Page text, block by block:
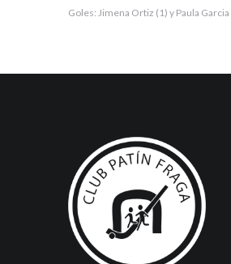
Goles: Jimena Ortiz (1) y Paula Garcia